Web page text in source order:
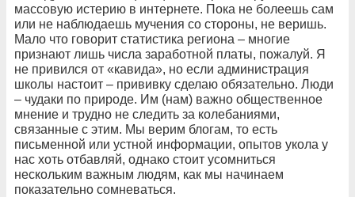
массовую истерию в интернете. Пока не болеешь сам
или не наблюдаешь мучения со стороны, не веришь.
Мало что говорит статистика региона – многие
признают лишь числа заработной платы, пожалуй. Я
не привился от «кавида», но если администрация
школы настоит – прививку сделаю обязательно. Люди
– чудаки по природе. Им (нам) важно общественное
мнение и трудно не следить за колебаниями,
связанные с этим. Мы верим блогам, то есть
письменной или устной информации, опытов укола у
нас хоть отбавляй, однако стоит усомниться
нескольким важным людям, как мы начинаем
показательно сомневаться.